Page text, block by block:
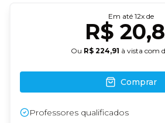
Em até 12x de
R$
Ou R$ 224,91 à vista com
Comprar
Professores qualificados